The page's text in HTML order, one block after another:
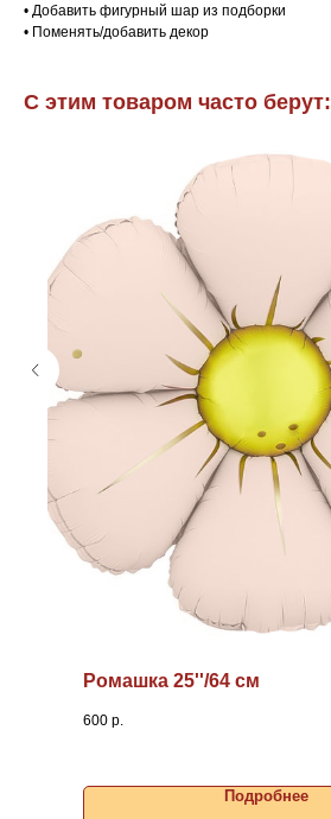
• Добавить фигурный шар из подборки
• Поменять/добавить декор
С этим товаром часто берут:
Ромашка 25''/64 см
600 р.
Подробнее